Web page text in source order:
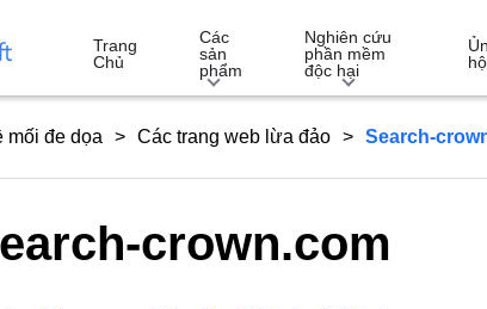
Trang
Chủ
Các
sản
phẩm
Nghiên cứu
phần mềm
độc hại
hộ
đe dọa Các trang web lừa đảo Search-
crown.com